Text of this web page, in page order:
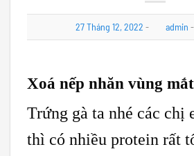
27 Tháng 12, 2022 - admin -
Xoá nếp nhăn vùng
Trứng gà ta nhé các chị
thì có nhiều protein rất